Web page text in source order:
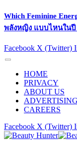
Which Feminine
พลังหญิง แบบไหนในปี
Facebook X (Twitter)
HOME
PRIVACY
ABOUT US
ADVERTISING
CAREERS
Facebook X (Twitter)